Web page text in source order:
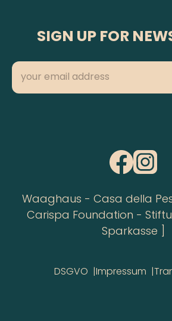
SIGN UP FOR
Waaghaus - Casa della
Carispa Foundation -
Sparkasse ]
DSGVO Impressum